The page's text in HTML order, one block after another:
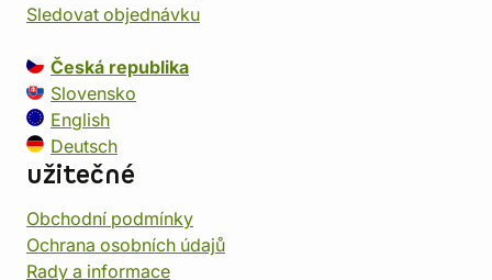
Sledovat objednávku
Česká republika
Slovensko
English
Deutsch
užitečné
Obchodní podmínky
Ochrana osobních údajů
Rady a informace